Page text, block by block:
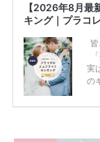
【2026年8月最
キング｜プラコ
実
の
た